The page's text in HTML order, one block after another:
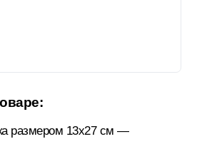
штукатурки (готовые)
размером 13х27 см —